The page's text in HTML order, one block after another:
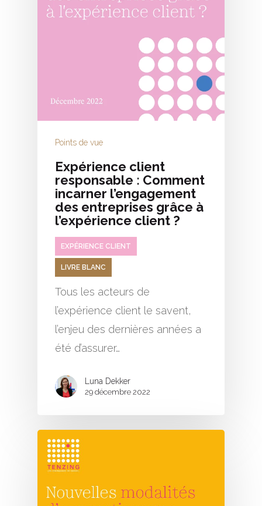
Points de vue
Expérience client
responsable : Comment
incarner l’engagement
des entreprises grâce à
l’expérience client ?
EXPÉRIENCE CLIENT
LIVRE BLANC
Tous les acteurs de
l’expérience client le savent,
l’enjeu des dernières années a
été d’assurer…
Luna Dekker
29 décembre 2022